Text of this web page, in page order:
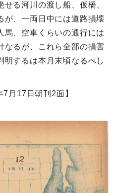
る河川の渡し船、仮橋、
が、一両日中には道路損壊
馬、空車くらいの通行には
なるが、これら全部の損害
明するは本月末頃なるべし
7月17日朝刊2面】